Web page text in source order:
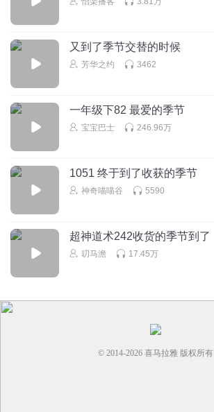
又到了季节交替的时候
芳华之约 3462
一年级下82 最爱的季节
宝宝巴士 246.96万
1051 终于到了收获的季节
神奇喵喵谷 5590
超神道术242收货的季节到了
叨马澹 17.45万
© 2014-2026 喜马拉雅 版权所有